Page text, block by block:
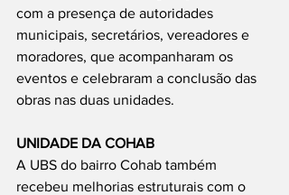
com a presença de autoridades
municipais, secretários, vereadores e
moradores, que acompanharam os
eventos e celebraram a conclusão das
obras nas duas unidades.
UNIDADE DA COHAB
A UBS do bairro Cohab também
recebeu melhorias estruturais com o